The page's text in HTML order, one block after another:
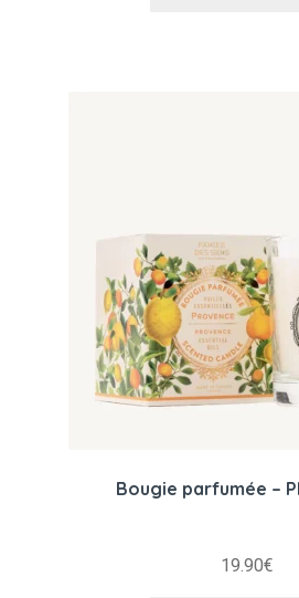
Bougie parfumée –
19.90€